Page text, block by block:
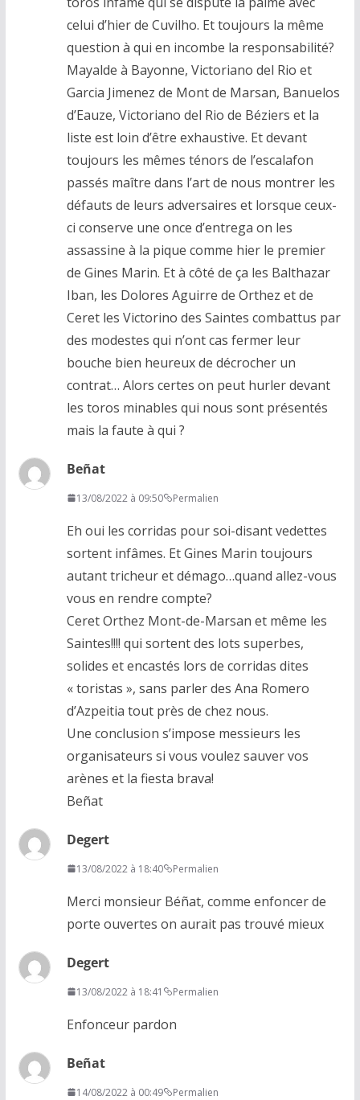
celui d’hier de Cuvilho. Et toujours la même
question à qui en incombe la responsabilité?
Mayalde à Bayonne, Victoriano del Rio et
Garcia Jimenez de Mont de Marsan, Banuelos
d’Eauze, Victoriano del Rio de Béziers et la
liste est loin d’être exhaustive. Et devant
toujours les mêmes ténors de l’escalafon
passés maître dans l’art de nous montrer les
défauts de leurs adversaires et lorsque ceux-
ci conserve une once d’entrega on les
assassine à la pique comme hier le premier
de Gines Marin. Et à côté de ça les Balthazar
Iban, les Dolores Aguirre de Orthez et de
Ceret les Victorino des Saintes combattus par
des modestes qui n’ont cas fermer leur
bouche bien heureux de décrocher un
contrat… Alors certes on peut hurler devant
les toros minables qui nous sont présentés
mais la faute à qui ?
Beñat
13/08/2022 à 09:50 Permalien
Eh oui les corridas pour soi-disant vedettes
sortent infâmes. Et Gines Marin toujours
autant tricheur et démago…quand allez-vous
vous en rendre compte?
Ceret Orthez Mont-de-Marsan et même les
Saintes!!!! qui sortent des lots superbes,
solides et encastés lors de corridas dites
« toristas », sans parler des Ana Romero
d’Azpeitia tout près de chez nous.
Une conclusion s’impose messieurs les
organisateurs si vous voulez sauver vos
arènes et la fiesta brava!
Beñat
Degert
13/08/2022 à 18:40 Permalien
Merci monsieur Béñat, comme enfoncer de
porte ouvertes on aurait pas trouvé mieux
Degert
13/08/2022 à 18:41 Permalien
Enfonceur pardon
Beñat
14/08/2022 à 00:49 Permalien